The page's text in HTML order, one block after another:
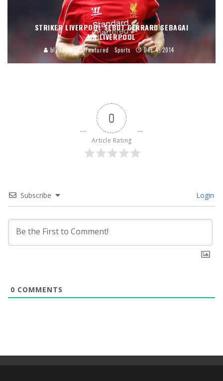
STRIKER LIVERPOOL SEBUT GERRARD SEBAGAI
MR.LIVERPOOL
blj.co.id Featured Sports Dec 4, 2014
0
Article Rating
Subscribe Login
0 COMMENTS